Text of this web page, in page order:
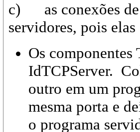
c) as conexões
servidores, pois
Os
IdTCPServer.
outro em um
mesma porta e
o programa